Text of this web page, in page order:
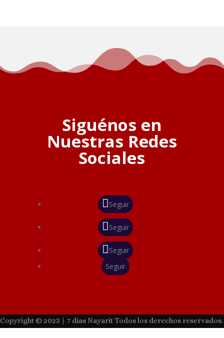
Siguénos en
Nuestras Redes
Sociales
Seguir
Seguir
Seguir
Seguir
Copyright © 2023 | 7 dias Nayarit Todos los derechos reservados.